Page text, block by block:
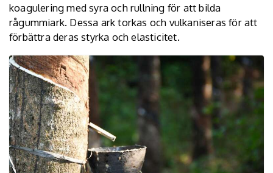
koagulering med syra och rullning för att bilda
rågummiark. Dessa ark torkas och vulkaniseras för att
förbättra deras styrka och elasticitet.